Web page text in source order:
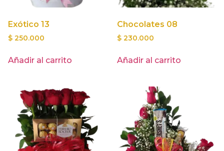
Exótico 13
$ 250.000
Añadir al carrito
Chocolates 08
$ 230.000
Añadir al carrito